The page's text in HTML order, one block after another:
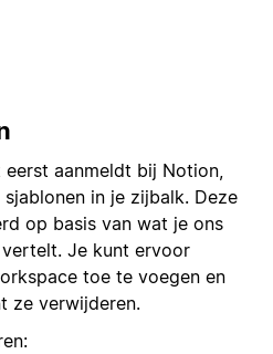
aanmeldt bij Notion,
in je zijbalk. Deze
op basis van wat je ons
Je kunt ervoor
toe te voegen en
ze verwijderen.